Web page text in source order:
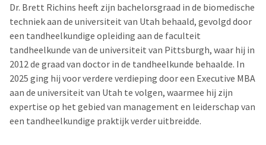
Dr. Brett Richins heeft zijn bachelorsgraad in de biomedische
techniek aan de universiteit van Utah behaald, gevolgd door
een tandheelkundige opleiding aan de faculteit
tandheelkunde van de universiteit van Pittsburgh, waar hij in
2012 de graad van doctor in de tandheelkunde behaalde. In
2025 ging hij voor verdere verdieping door een Executive MBA
aan de universiteit van Utah te volgen, waarmee hij zijn
expertise op het gebied van management en leiderschap van
een tandheelkundige praktijk verder uitbreidde.